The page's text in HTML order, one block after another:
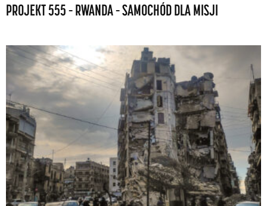
PROJEKT 555 – RWANDA – SAMOCHÓD DLA MISJI